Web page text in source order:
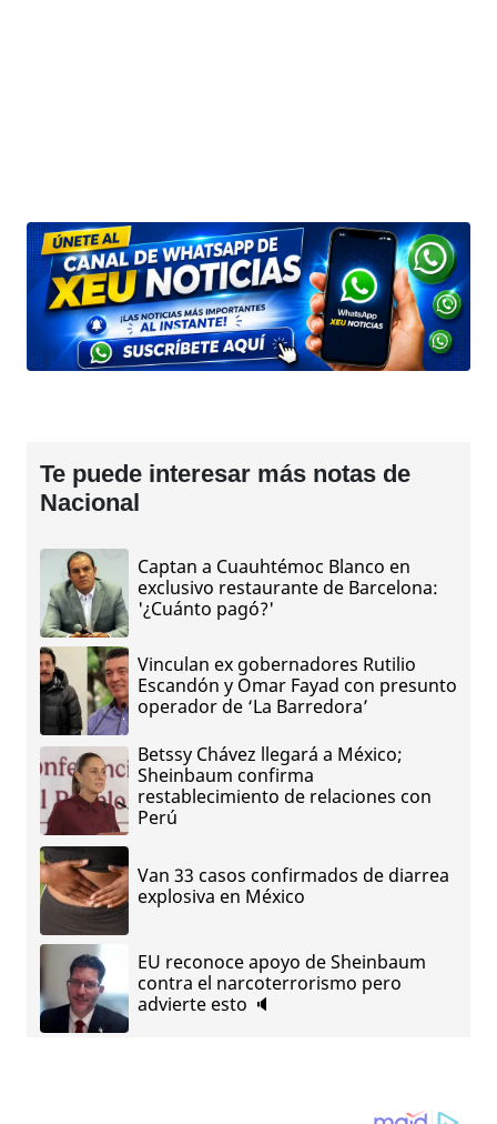
Te puede interesar más notas de
Nacional
Captan a Cuauhtémoc Blanco en
exclusivo restaurante de Barcelona:
'¿Cuánto pagó?'
Vinculan ex gobernadores Rutilio
Escandón y Omar Fayad con presunto
operador de ‘La Barredora’
Betssy Chávez llegará a México;
Sheinbaum confirma
restablecimiento de relaciones con
Perú
Van 33 casos confirmados de diarrea
explosiva en México
EU reconoce apoyo de Sheinbaum
contra el narcoterrorismo pero
advierte esto 🔈